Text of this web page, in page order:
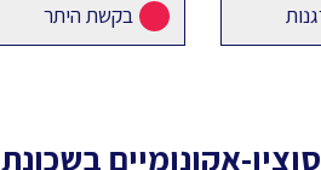
בקשת היתר
אקונומיים בשכונת